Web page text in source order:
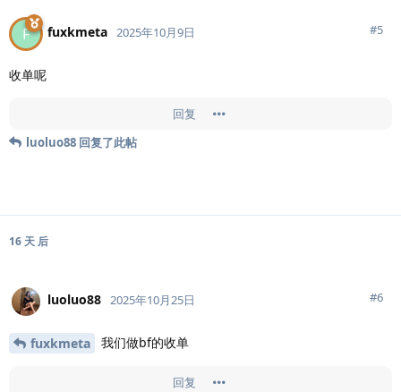
F fuxkmeta 2025年10月9日 #5
收单呢
回复
luoluo88 回复了此帖
16 天 后
luoluo88 2025年10月25日 #6
fuxkmeta 我们做bf的收单
回复